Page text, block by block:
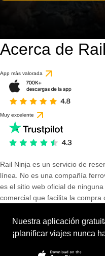
Acerca de
App más valorada
Muy excelente
Rail Ninja es un servicio de
línea. No es una compañía
es el sitio web oficial de
comercial que facilita la compra
Nuestra aplicación
¡planificar viajes nunca